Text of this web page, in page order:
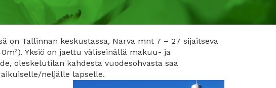
on Tallinnan keskustassa, Narva mnt 7 – 27 sijaitseva
Yksiö on jaettu väliseinällä makuu- ja
oleskelutilan kahdesta vuodesohvasta saa
neljälle lapselle.